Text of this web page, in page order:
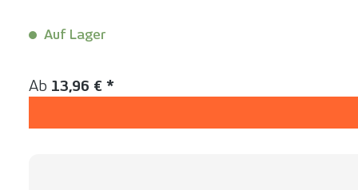
Auf Lager
Regulärer Preis:
Ab 13,96 € *